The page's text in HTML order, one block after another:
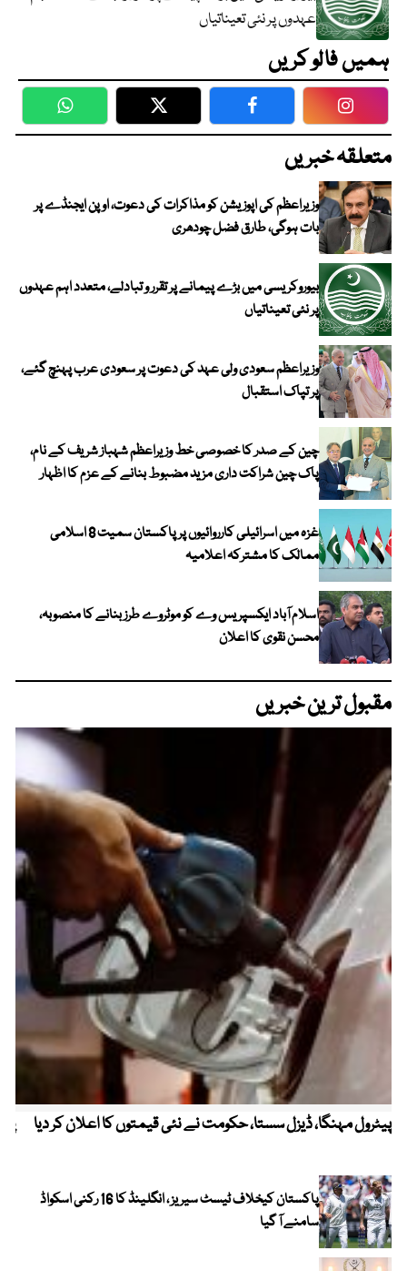
عہدوں پر نئی تعیناتیاں
ہمیں فالو کریں
WhatsApp Twitter Facebook
متعلقہ خبریں
وزیراعظم کی اپوزیشن کو مذاکرات کی دعوت، اوپن ایجنڈے پر
بات ہوگی، طارق فضل چودھری
بیوروکریسی میں بڑے پیمانے پر تقرر و تبادلے، متعدد اہم عہدوں
پر نئی تعیناتیاں
وزیراعظم سعودی ولی عہد کی دعوت پر سعودی عرب پہنچ گئے،
پر تپاک استقبال
چین کے صدر کا خصوصی خط وزیراعظم شہباز شریف کے نام،
پاک چین شراکت داری مزید مضبوط بنانے کے عزم کا اظہار
غزہ میں اسرائیلی کارروائیوں پر پاکستان سمیت 8 اسلامی
ممالک کا مشترکہ اعلامیہ
اسلام آباد ایکسپریس وے کو موٹروے طرز بنانے کا منصوبہ،
محسن نقوی کا اعلان
مقبول ترین خبریں
پیٹرول مہنگا، ڈیزل سستا، حکومت نے نئی قیمتوں کا اعلان کر دیا
پاکستان کیخلاف ٹیسٹ سیریز ، انگلینڈ کا 16 رکنی اسکواڈ
سامنے آ گیا